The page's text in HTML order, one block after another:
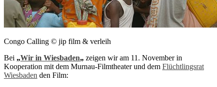
Congo Calling © jip film & verleih
Bei „Wir in Wiesbaden„ zeigen wir am 11. November in
Kooperation mit dem Murnau-Filmtheater und dem Flüchtlingsrat
Wiesbaden den Film: